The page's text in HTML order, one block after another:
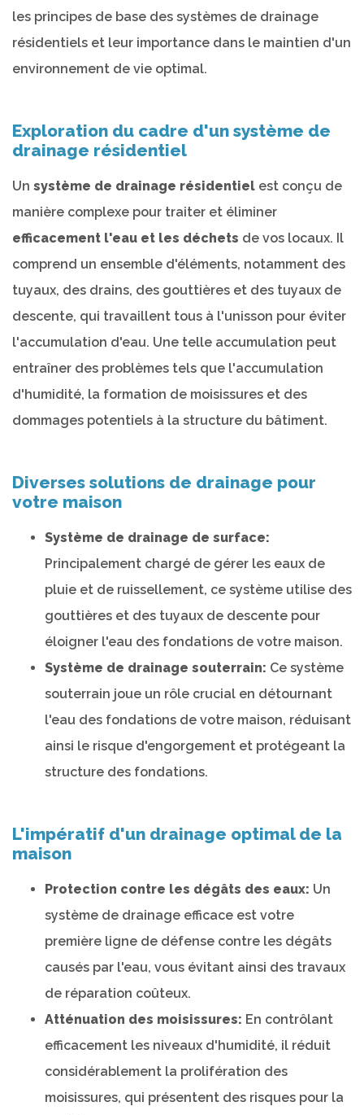
les principes de base des systèmes de drainage
résidentiels et leur importance dans le maintien d'un
environnement de vie optimal.
Exploration du cadre d'un système de
drainage résidentiel
Un système de drainage résidentiel est conçu de
manière complexe pour traiter et éliminer
efficacement l'eau et les déchets de vos locaux. Il
comprend un ensemble d'éléments, notamment des
tuyaux, des drains, des gouttières et des tuyaux de
descente, qui travaillent tous à l'unisson pour éviter
l'accumulation d'eau. Une telle accumulation peut
entraîner des problèmes tels que l'accumulation
d'humidité, la formation de moisissures et des
dommages potentiels à la structure du bâtiment.
Diverses solutions de drainage pour
votre maison
Système de drainage de surface:
Principalement chargé de gérer les eaux de
pluie et de ruissellement, ce système utilise des
gouttières et des tuyaux de descente pour
éloigner l'eau des fondations de votre maison.
Système de drainage souterrain: Ce système
souterrain joue un rôle crucial en détournant
l'eau des fondations de votre maison, réduisant
ainsi le risque d'engorgement et protégeant la
structure des fondations.
L'impératif d'un drainage optimal de la
maison
Protection contre les dégâts des eaux: Un
système de drainage efficace est votre
première ligne de défense contre les dégâts
causés par l'eau, vous évitant ainsi des travaux
de réparation coûteux.
Atténuation des moisissures: En contrôlant
efficacement les niveaux d'humidité, il réduit
considérablement la prolifération des
moisissures, qui présentent des risques pour la